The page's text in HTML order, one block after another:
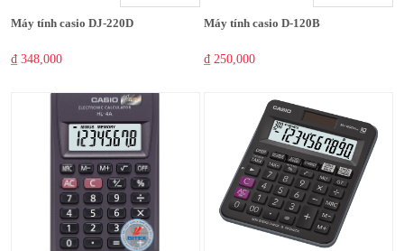
Máy tính casio DJ-220D
₫ 348,000
Máy tính casio D-120B
₫ 250,000